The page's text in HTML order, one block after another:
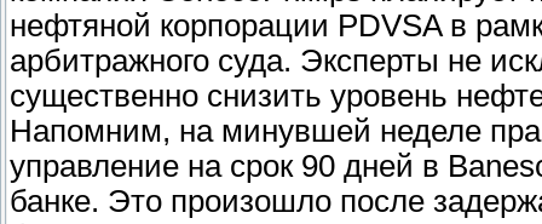
нефтяной корпорации PDVSA в
арбитражного суда. Эксперты не
существенно снизить уровень
Напомним, на минувшей неделе
управление на срок 90 дней в
банке. Это произошло после